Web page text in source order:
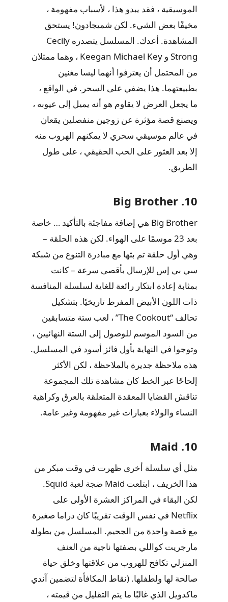
الموسيقية ، فقد يبدو هذا ، لأسباب مفهومة ،
مخيفًا بعض الشيء. لكن شميجادون! يستحق
المشاهدة. أعدك. المسلسل يتصدره Cecily
Strong و Keegan Michael Key ، وهما ممثلان
من المحتمل أن يعترفوا أنهما ليسا مغنين
بطبيعتهما. هذا يضفي على السحر. في الواقع ،
ما يجعل العرض لا يقاوم هو أنه يميل إلى عيوبه ،
ويصنع قصة مؤثرة عن زوجين منفصلين يقعان
في عالم موسيقي سحري لا يمكنهم الهروب منه
إلا بعد العثور على الحب الحقيقي ، على طول
الطريق.
10. Big Brother
Big Brother هي إضافة مفاجئة بالتأكيد … خاصة
بعد 23 موسمًا على الهواء. لكن هذه الحلقة –
وهي أول حلقة تم بثها مع مبادرة التنوع من شبكة
سي بي إس للإرسال بأقصى سرعة – كانت
بمثابة إعادة ابتكار رائعة للغاية لسلسلة المنافسة
ذات اللون الأبيض المفرط تاريخيًا. بتشكيل
تحالف “The Cookout” ، لعب ستة متسابقين
من السود الموسم للوصول إلى الستة النهائيين ،
وتوجوا في النهاية بأول فائز أسود في المسلسل.
هذه ملاحظة جديرة بالملاحظة ، لكن الأكثر
إلحاحًا عبر الخط كان مشاهدة تلك المجموعة
تناقش القضايا المعقدة المتعلقة بالعرق وكراهية
النساء والولاء بعبارات غير مفهومة وغير عامة.
10. Maid
مثل أي سلسلة أخرى ظهرت في وقت مبكر من
هذا الخريف ، ابتلعت Maid ضجة لعبة Squid.
لكن البقاء في المراكز العشرة الأولى على
Netflix في نفس الوقت تقريبًا كان دراما صغيرة
مع قصة واحدة من الجحيم. المسلسل من بطولة
مارجريت كواللي بصفتها ناجية من العنف
المنزلي تكافح للهروب من علاقتها وخلق حياة
صالحة لها ولطفلها. (نقاط المكافأة لتضمين آندي
ماكدويل الذي غالبًا ما يتم التقليل من قيمته ،